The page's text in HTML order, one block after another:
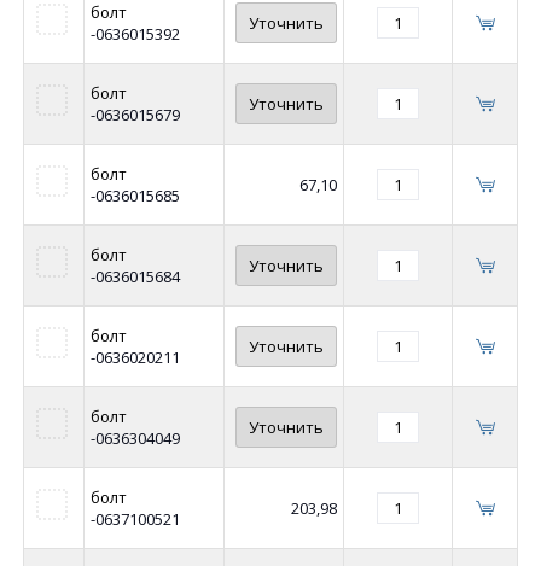
болт
-0636015392
Уточнить
болт
-0636015679
Уточнить
болт
-0636015685
67,10
болт
-0636015684
Уточнить
болт
-0636020211
Уточнить
болт
-0636304049
Уточнить
болт
-0637100521
203,98